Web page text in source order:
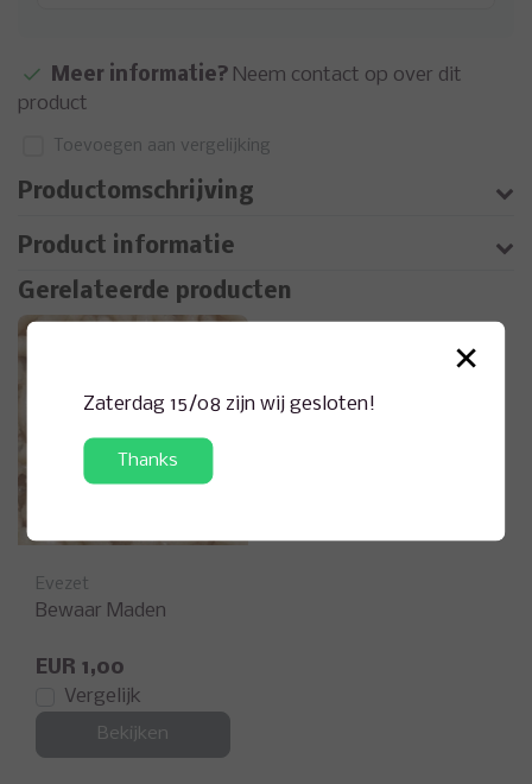
Meer informatie? Neem contact op over dit
product
Toevoegen aan vergelijking
Productomschrijving
Product informatie
Gerelateerde producten
Evezet
Bewaar Maden
EUR 1,00
Vergelijk
Bekijken
×
Zaterdag 15/08 zijn wij gesloten!
Thanks